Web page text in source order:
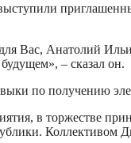
Вас, Анатолий
– сказал он.
по получению
в торжестве
Коллективом